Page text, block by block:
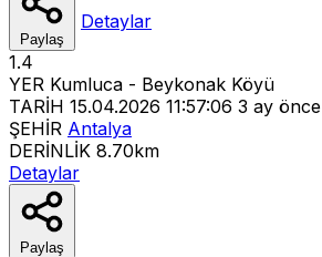
Paylaş
Detaylar
1.4
YER Kumluca - Beykonak Köyü
TARİH 15.04.2026 11:57:06 3 ay önce
ŞEHİR Antalya
DERİNLİK 8.70km
Detaylar
Paylaş